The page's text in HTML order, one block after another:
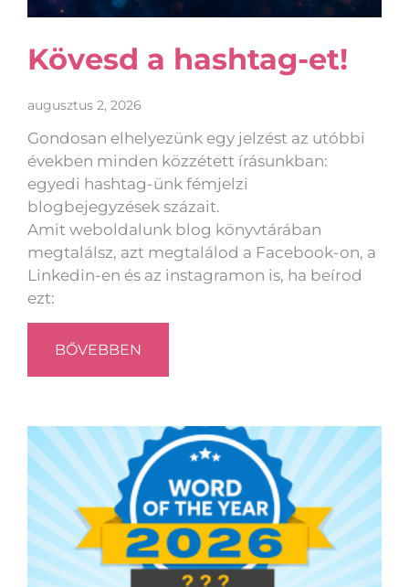
Kövesd a hashtag-et!
augusztus 2, 2026
Gondosan elhelyezünk egy jelzést az utóbbi
években minden közzétett írásunkban:
egyedi hashtag-ünk fémjelzi
blogbejegyzések százait.
Amit weboldalunk blog könyvtárában
megtalálsz, azt megtalálod a Facebook-on, a
Linkedin-en és az instagramon is, ha beírod
ezt:
BŐVEBBEN